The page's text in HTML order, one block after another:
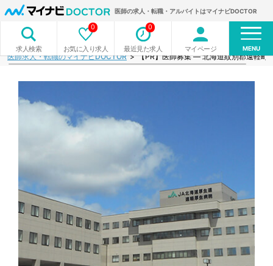
医師の求人・転職・アルバイトはマイナビDOCTOR
求人検索 お気に入り求人
0
最近見た求人
0
マイページ MENU
医師求人・転職のマイナビDOCTOR 【PR】医師募集 ― 北海道紋別郡遠軽町